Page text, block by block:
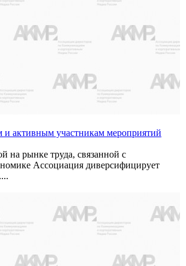
активным участникам мероприятий
на рынке труда, связанной с
Ассоциация диверсифицирует